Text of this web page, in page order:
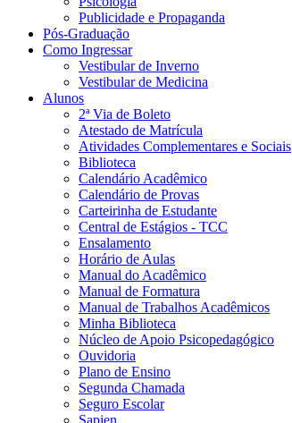
Publicidade e Propaganda
Pós-Graduação
Como Ingressar
Vestibular de Inverno
Vestibular de Medicina
Alunos
2ª Via de Boleto
Atestado de Matrícula
Atividades Complementares e Sociais
Biblioteca
Calendário Acadêmico
Calendário de Provas
Carteirinha de Estudante
Central de Estágios - TCC
Ensalamento
Horário de Aulas
Manual do Acadêmico
Manual de Formatura
Manual de Trabalhos Acadêmicos
Minha Biblioteca
Núcleo de Apoio Psicopedagógico
Ouvidoria
Plano de Ensino
Segunda Chamada
Seguro Escolar
Sapien